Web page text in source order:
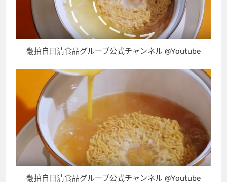
翻拍自日清食品グループ公式チャンネル @Youtube
翻拍自日清食品グループ公式チャンネル @Youtube